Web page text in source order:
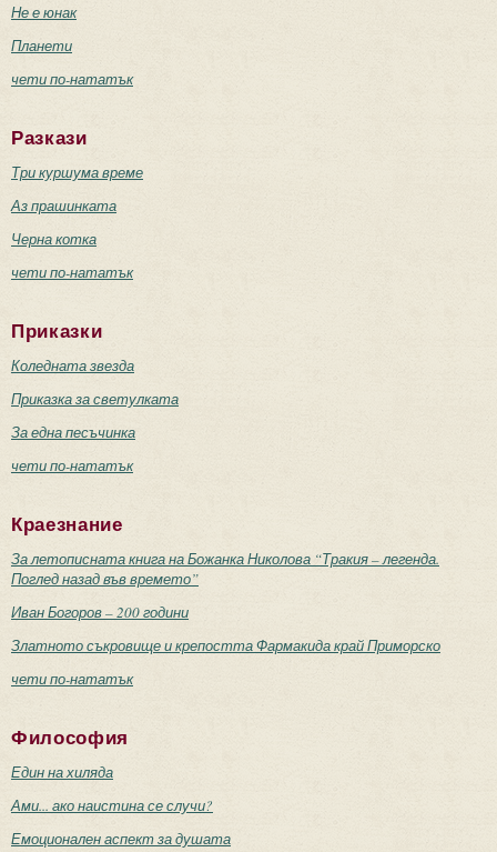
Не е юнак
Планети
чети по-нататък
Разкази
Три куршума време
Аз прашинката
Черна котка
чети по-нататък
Приказки
Коледната звезда
Приказка за светулката
За една песъчинка
чети по-нататък
Краезнание
За летописната книга на Божанка Николова “Тракия – легенда.
Поглед назад във времето”
Иван Богоров – 200 години
Златното съкровище и крепостта Фармакида край Приморско
чети по-нататък
Философия
Един на хиляда
Ами... ако наистина се случи?
Емоционален аспект за душата